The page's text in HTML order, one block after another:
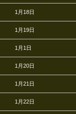
1月18日
1月19日
1月1日
1月20日
1月21日
1月22日